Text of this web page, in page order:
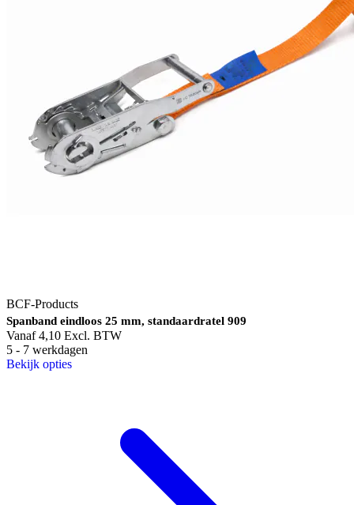
BCF-Products
Spanband eindloos 25 mm, standaardratel 909
Vanaf4,10 Excl. BTW
5 - 7 werkdagen
Bekijk opties